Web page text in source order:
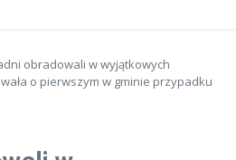
obradowali w wyjątkowych
o pierwszym w gminie przypadku